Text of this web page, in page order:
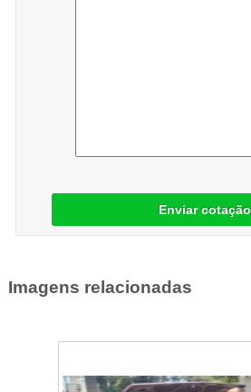
Enviar cotação
Imagens relacionadas